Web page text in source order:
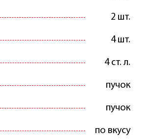
2 шт.
4 шт.
4 ст. л.
пучок
пучок
по вкусу